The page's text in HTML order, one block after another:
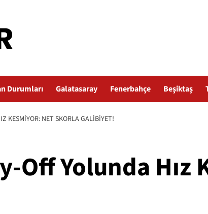
Durumları Galatasaray Fenerbahçe Beşiktaş
KESMIYOR: NET SKORLA GALIBIYET!
Off Yolunda